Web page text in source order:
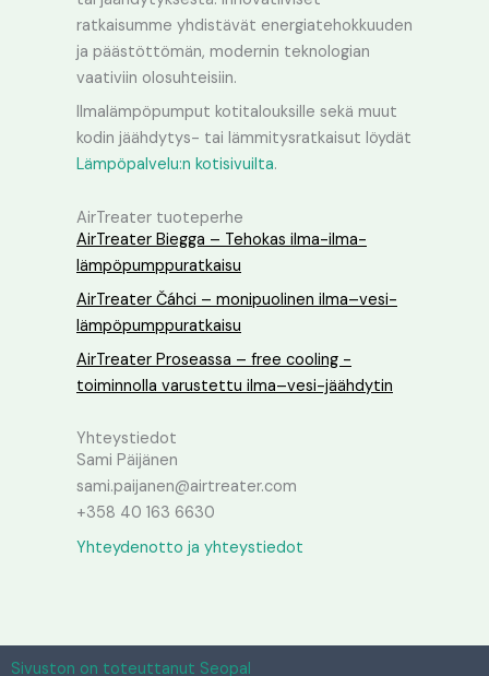
ratkaisumme yhdistävät energiatehokkuuden
ja päästöttömän, modernin teknologian
vaativiin olosuhteisiin.
Ilmalämpöpumput kotitalouksille sekä muut
kodin jäähdytys- tai lämmitysratkaisut löydät
Lämpöpalvelu:n kotisivuilta.
AirTreater tuoteperhe
AirTreater Biegga – Tehokas ilma-ilma-
lämpöpumppuratkaisu
AirTreater Čáhci – monipuolinen ilma–vesi-
lämpöpumppuratkaisu
AirTreater Proseassa – free cooling -
toiminnolla varustettu ilma–vesi-jäähdytin
Yhteystiedot
Sami Päijänen
sami.paijanen@airtreater.com
+358 40 163 6630
Yhteydenotto ja yhteystiedot
Sivuston on toteuttanut Seopal